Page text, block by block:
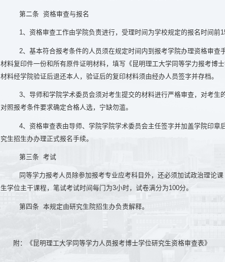
第二条 资格审查与报名
1、资格审查工作由学院负责进行，受理时间为学校规定的报名时间前
2、基本符合报考条件的人员须在规定时间内到报考学院办理资格审查
材料复印件一份和所有原件证明材料，填写《昆明理工大学同等学力报考博
材料经学院验证后退还本人，验证后的复印材料须由经办人员签字并存档。
3、导师和学院学术委员会须对考生提交的材料进行严格审查，对考生
对照报考条件要求确定合格人选，宁缺勿滥。
4、资格审查表由导师、学院学院学术委员会主任签字并加盖学院印章
究生招生办办理正式报名手续。
第三条 考试
同等学力报考人员除参加报考专业应考科目外，还必须加试政治理论
生学位主干课程，笔试考试时间每门为3小时，试卷满分为100分。
第四条 本规定由研究生院招生办负责解释。
附： 《昆明理工大学同等学力人员报考博士学位研究生资格审查表》